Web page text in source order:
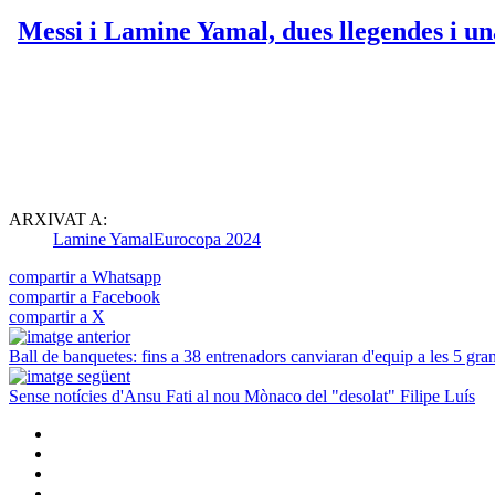
ARXIVAT A:
Lamine YamalEurocopa 2024
compartir a Whatsapp
compartir a Facebook
compartir a X
Ball de banquetes: fins a 38 entrenadors canviaran d'equip a les 5
Sense notícies d'Ansu Fati al nou Mònaco del "desolat" Filipe Luís